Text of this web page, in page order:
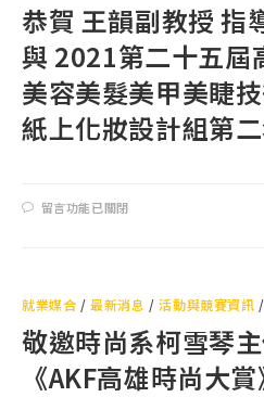
恭賀 王韻副教授 指
與 2021第二十五屆
美容美髮美甲美睫
紙上化妝設計組第
留言功能已關閉
就業媒合 /最新消息 /活動與競賽資訊 /
敬邀時尚系柯雪琴
《AKF高雄時尚大